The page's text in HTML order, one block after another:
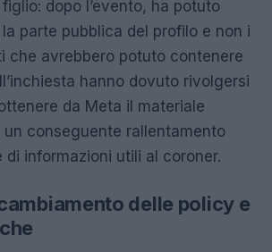
dopo l’evento, ha potuto
parte pubblica del profilo e non i
che avrebbero potuto contenere
hanno dovuto rivolgersi
da Meta il materiale
conseguente rallentamento
di informazioni utili al coroner.
delle policy e